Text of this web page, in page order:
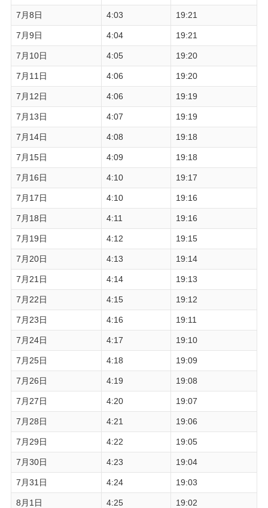
7月8日 4:03 19:21
7月9日 4:04 19:21
7月10日 4:05 19:20
7月11日 4:06 19:20
7月12日 4:06 19:19
7月13日 4:07 19:19
7月14日 4:08 19:18
7月15日 4:09 19:18
7月16日 4:10 19:17
7月17日 4:10 19:16
7月18日 4:11 19:16
7月19日 4:12 19:15
7月20日 4:13 19:14
7月21日 4:14 19:13
7月22日 4:15 19:12
7月23日 4:16 19:11
7月24日 4:17 19:10
7月25日 4:18 19:09
7月26日 4:19 19:08
7月27日 4:20 19:07
7月28日 4:21 19:06
7月29日 4:22 19:05
7月30日 4:23 19:04
7月31日 4:24 19:03
8月1日 4:25 19:02